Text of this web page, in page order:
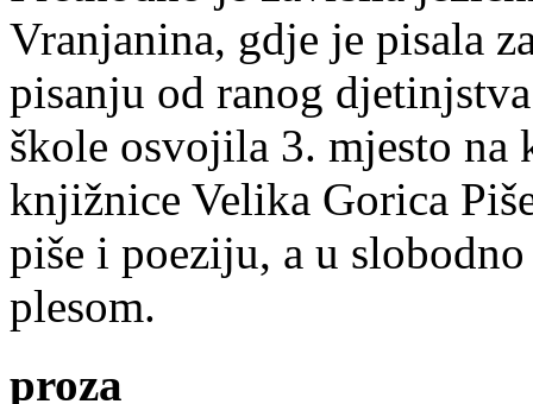
Vranjanina, gdje je pisala
pisanju od ranog
škole osvojila 3. mjesto na
knjižnice Velika Gorica
piše i poeziju, a u
plesom.
proza